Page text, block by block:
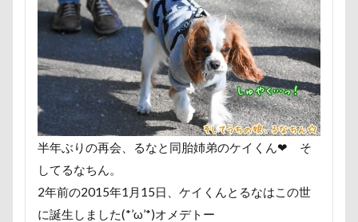
半年ぶりの再会、るなと同胎姉弟のケイくん❤ そ
してるなちん。
2年前の2015年1月15日、ケイくんとるなはこの世
に誕生しました(*’ω’*)オメデトー
国営武蔵丘陵森林公園
外耳炎
国営みちのく杜の湖
噛み噛み
哀愁 吾妻郡 吹き出し皿
夕食
多頭飼い記念日 室内トレーニング
宝登山
宇宙犬スヌード 宇宙兄弟
子犬のワル
妖怪アンテナ
奇跡体験！アンビリーバボー
太閤山
夢の島
天然記念物 大脱出 大福
大物説
大宮区
大宮公園 大和町 夢愛ちゃん
ペーターくん
ペンダント